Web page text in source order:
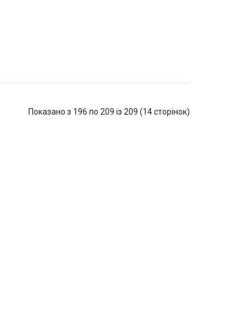
Показано з 196 по 209 із 209 (14 сторінок)